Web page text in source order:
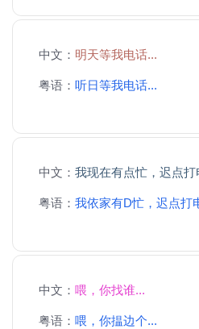
中文： 明天等我电话...
粤语： 听日等我电话...
中文： 我现在有点忙，迟点打
粤语： 我依家有D忙，迟点打
中文： 喂，你找谁...
粤语： 喂，你揾边个...